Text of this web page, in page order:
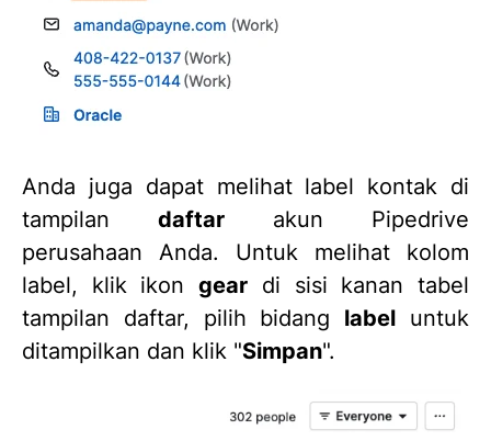
Anda juga dapat melihat label kontak di
tampilan daftar akun Pipedrive
perusahaan Anda. Untuk melihat kolom
label, klik ikongear di sisi kanan tabel
tampilan daftar, pilih bidang label untuk
ditampilkan dan klik "Simpan".